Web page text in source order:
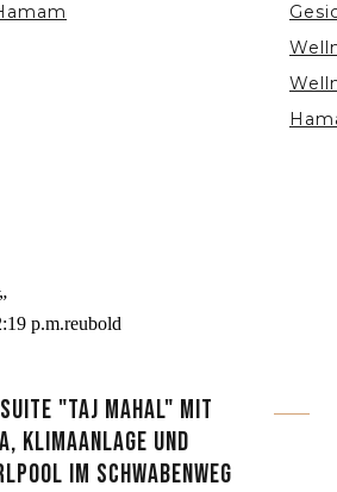
p.m.reubold
"TAJ MAHAL" MIT
KLIMAANLAGE UND
IM SCHWABENWEG